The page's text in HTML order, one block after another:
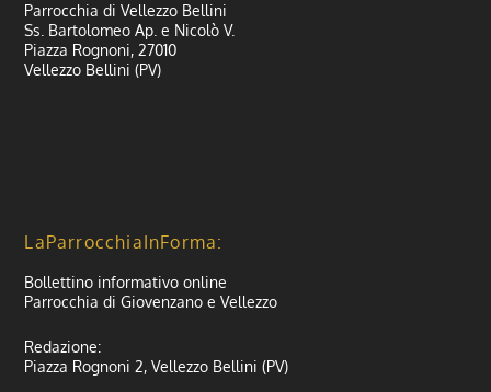
Parrocchia di Vellezzo Bellini
Ss. Bartolomeo Ap. e Nicolò V.
Piazza Rognoni, 27010
Vellezzo Bellini (PV)
LaParrocchiaInForma:
Bollettino informativo online
Parrocchia di Giovenzano e Vellezzo
Redazione:
Piazza Rognoni 2, Vellezzo Bellini (PV)